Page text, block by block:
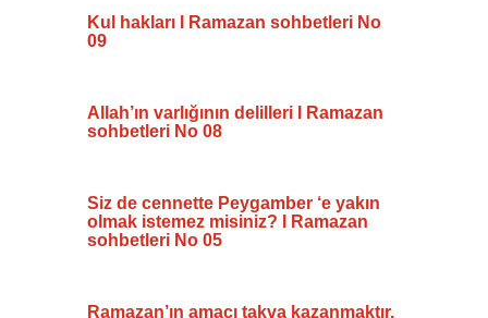
Kul hakları I Ramazan sohbetleri No
09
Allah’ın varlığının delilleri I Ramazan
sohbetleri No 08
Siz de cennette Peygamber ‘e yakın
olmak istemez misiniz? I Ramazan
sohbetleri No 05
Ramazan’ın amacı takva kazanmaktır.